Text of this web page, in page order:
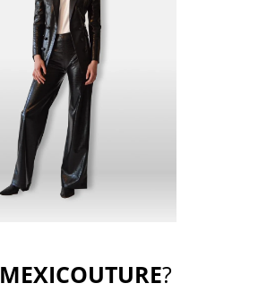
MEXICOUTURE?